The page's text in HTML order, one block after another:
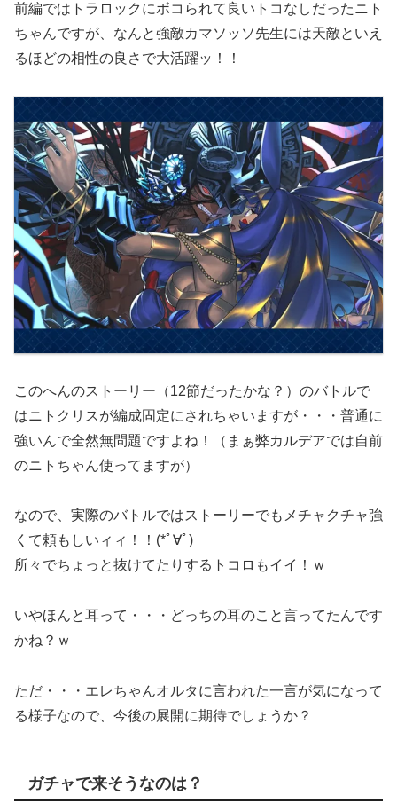
前編ではトラロックにボコられて良いトコなしだったニト
ちゃんですが、なんと強敵カマソッソ先生には天敵といえ
るほどの相性の良さで大活躍ッ！！
このへんのストーリー（12節だったかな？）のバトルで
はニトクリスが編成固定にされちゃいますが・・・普通に
強いんで全然無問題ですよね！（まぁ弊カルデアでは自前
のニトちゃん使ってますが）
なので、実際のバトルではストーリーでもメチャクチャ強
くて頼もしいィィ！！(*ﾟ∀ﾟ)
所々でちょっと抜けてたりするトコロもイイ！ｗ
いやほんと耳って・・・どっちの耳のこと言ってたんです
かね？ｗ
ただ・・・エレちゃんオルタに言われた一言が気になって
る様子なので、今後の展開に期待でしょうか？
ガチャで来そうなのは？